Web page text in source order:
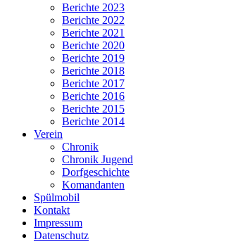
Berichte 2023
Berichte 2022
Berichte 2021
Berichte 2020
Berichte 2019
Berichte 2018
Berichte 2017
Berichte 2016
Berichte 2015
Berichte 2014
Verein
Chronik
Chronik Jugend
Dorfgeschichte
Komandanten
Spülmobil
Kontakt
Impressum
Datenschutz